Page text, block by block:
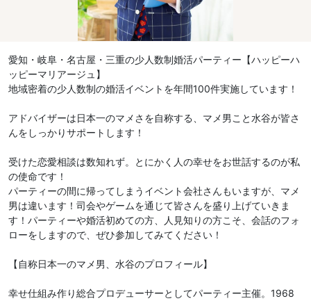
愛知・岐阜・名古屋・三重の少人数制婚活パーティー【ハッピーハ
ッピーマリアージュ】
地域密着の少人数制の婚活イベントを年間100件実施しています！
アドバイザーは日本一のマメさを自称する、マメ男こと水谷が皆さ
んをしっかりサポートします！
受けた恋愛相談は数知れず。とにかく人の幸せをお世話するのが私
の使命です！
パーティーの間に帰ってしまうイベント会社さんもいますが、マメ
男は違います！司会やゲームを通じて皆さんを盛り上げていきま
す！パーティーや婚活初めての方、人見知りの方こそ、会話のフォ
ローをしますので、ぜひ参加してみてください！
【自称日本一のマメ男、水谷のプロフィール】
幸せ仕組み作り総合プロデューサーとしてパーティー主催。1968